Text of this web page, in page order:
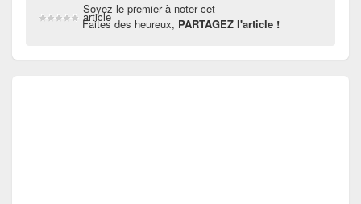
Soyez le premier à noter cet
article
Faites des heureux, PARTAGEZ l'article !